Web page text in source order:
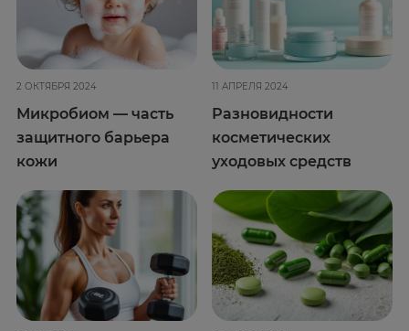
2 ОКТЯБРЯ 2024
Микробиом — часть
защитного барьера
кожи
11 АПРЕЛЯ 2024
Разновидности
косметических
уходовых средств